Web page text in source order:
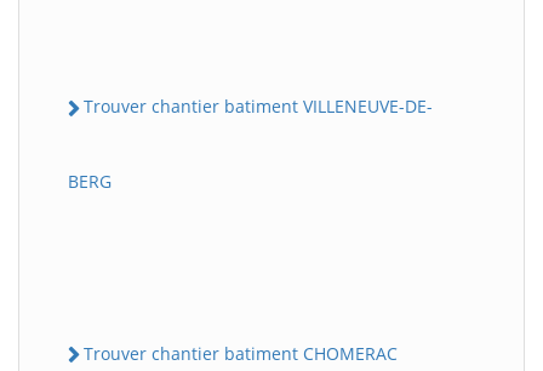
Trouver chantier batiment VILLENEUVE-DE-
BERG
Trouver chantier batiment CHOMERAC